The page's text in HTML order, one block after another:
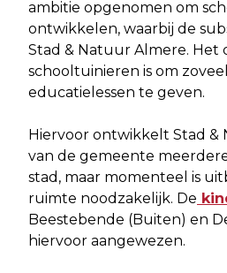
ambitie opgenomen om
ontwikkelen, waarbij de
Stad & Natuur Almere. Het
schooltuinieren is om
educatielessen te geven.
Hiervoor ontwikkelt Stad &
van de gemeente
stad, maar momenteel is
ruimte noodzakelijk. De
Beestebende (Buiten) en
hiervoor aangewezen.